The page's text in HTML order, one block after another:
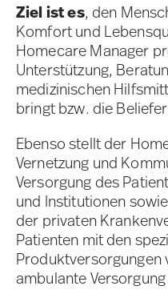
Ziel ist es, den
Komfort und
Homecare Manager
Unterstützung,
medizinischen
bringt bzw. die
Ebenso stellt der
Vernetzung und
Versorgung des
und Institutionen
der privaten
Patienten mit den
Produktversorgungen
ambulante